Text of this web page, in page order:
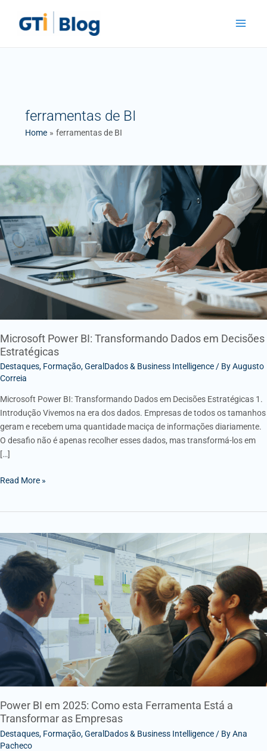
content
ferramentas de BI
Home ferramentas de BI
Microsoft Power BI: Transformando Dados em Decisões
Estratégicas
Destaques, Formação,GeralDados & Business Intelligence/ ByAugusto
Correia
Microsoft Power BI: Transformando Dados em Decisões Estratégicas 1.
Introdução Vivemos na era dos dados. Empresas de todos os tamanhos
geram e recebem uma quantidade maciça de informações diariamente.
O desafio não é apenas recolher esses dados, mas transformá-los em
[…]
Microsoft
Power
BI:
Dados
em
Decisões
Estratégicas
Read More »
Power BI em 2025: Como esta Ferramenta Está a
Transformar as Empresas
Destaques, Formação,GeralDados & Business Intelligence / ByAna
Pacheco
Power
em
Como
esta
Ferramenta
Transformar
as
Empresas